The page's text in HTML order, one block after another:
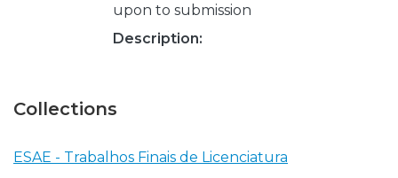
upon to submission
Description:
Collections
ESAE - Trabalhos Finais de Licenciatura